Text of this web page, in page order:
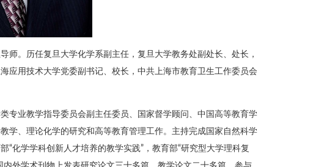
师。历任复旦大学化学系副主任，复旦大学教务处副处长、处长，
应用技术大学党委副书记、校长，中共上海市教育卫生工作委员会
专业教学指导委员会副主任委员、国家督学顾问、中国高等教育学
学、理论化学的研究和高等教育管理工作。主持完成国家自然科学
化学学科创新人才培养的教学实践”，教育部“研究型大学理科复